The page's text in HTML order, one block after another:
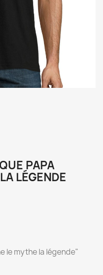
PAPA
LÉGENDE
le mythe la légende"